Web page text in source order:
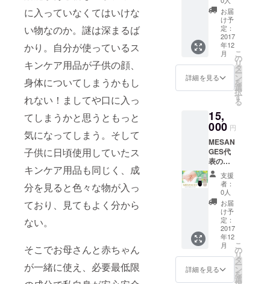
に入っていなくてはいけな
い物なのか。謎は深まるば
かり。自分が使っているス
キンケア用品が子供の顔、
身体についてしまうかもし
れない！ましてや口に入っ
てしまうかと思うともっと
気になってしまう。そして
子供に日頃使用していたス
キンケア用品も同じく、成
分を見ると色々な物が入っ
ており、見てもよく分から
ない。
そこでお母さんと赤ちゃん
が一緒に使え、必要最低限
状を送
らせて
頂きま
す。
MESAN
GES
オーガ
ニック
ロー
ション1
MESAN
GES
オーガ
ニック
ベビー
オイル1
本
お届
け予
定：
2017
年12
月
詳細を見る
こ
の
リ
タ
ー
ン
を
選
択
す
る
15,
000 円
MESAN
GES代
表の私
から心
を込め
てお礼
状を送
らせて
頂きま
す。
MESAN
GES
オーガ
ニック
ロー
支援
者：
0人
お届
け予
定：
2017
年12
月
詳細を見る
こ
の
リ
タ
ー
ン
を
選